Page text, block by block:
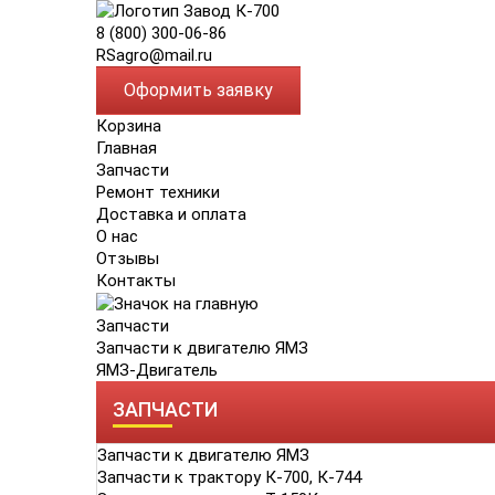
8 (800) 300-06-86
RSagro@mail.ru
Оформить заявку
Корзина
Главная
Запчасти
Ремонт техники
Доставка и оплата
О нас
Отзывы
Контакты
Запчасти
Запчасти к двигателю ЯМЗ
ЯМЗ-Двигатель
ЗАПЧАСТИ
Запчасти к двигателю ЯМЗ
Запчасти к трактору К-700, К-744